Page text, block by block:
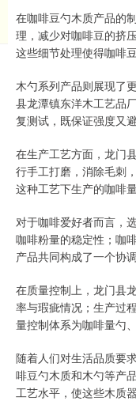
在咖啡豆勺木质产品的
理，减少对咖啡豆的挤
这些细节处理使得咖啡
木勺系列产品则展现了
县龙潭镇东洋木工艺品
复测试，既保证强度又
在生产工艺方面，龙门
行手工打磨，消除毛刺
这种工艺下生产的咖啡
对于咖啡爱好者而言，
咖啡粉量的稳定性；咖
产品共同构成了一个协
在质量控制上，龙门县
率与瑕疵情况；生产过
量控制体系为咖啡量勺
随着人们对生活品质要
啡豆勺木质和木勺等产
工艺水平，使这些木质